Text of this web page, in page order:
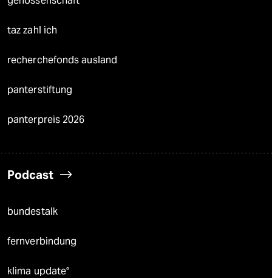
taz zahl ich
recherchefonds ausland
panterstiftung
panterpreis 2026
Podcast
bundestalk
fernverbindung
klima update°